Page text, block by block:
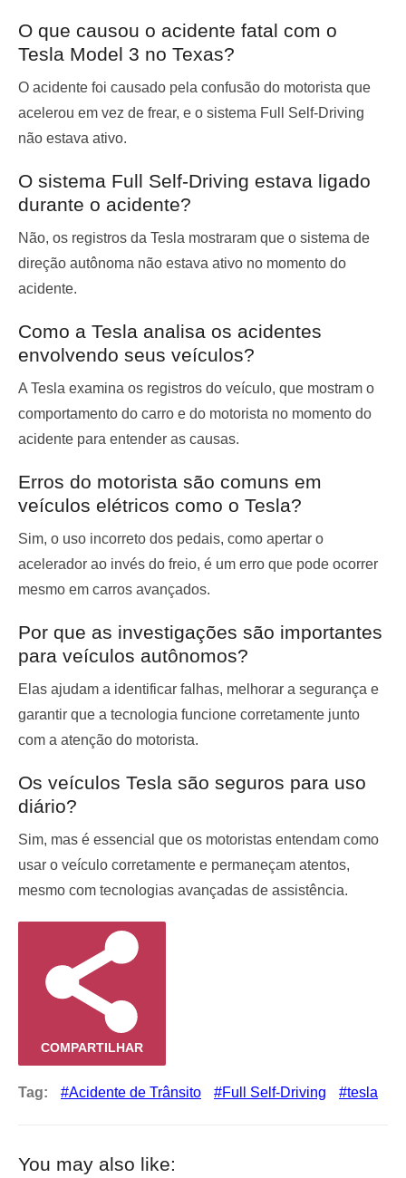
O que causou o acidente fatal com o
Tesla Model 3 no Texas?
O acidente foi causado pela confusão do motorista que
acelerou em vez de frear, e o sistema Full Self-Driving
não estava ativo.
O sistema Full Self-Driving estava ligado
durante o acidente?
Não, os registros da Tesla mostraram que o sistema de
direção autônoma não estava ativo no momento do
acidente.
Como a Tesla analisa os acidentes
envolvendo seus veículos?
A Tesla examina os registros do veículo, que mostram o
comportamento do carro e do motorista no momento do
acidente para entender as causas.
Erros do motorista são comuns em
veículos elétricos como o Tesla?
Sim, o uso incorreto dos pedais, como apertar o
acelerador ao invés do freio, é um erro que pode ocorrer
mesmo em carros avançados.
Por que as investigações são importantes
para veículos autônomos?
Elas ajudam a identificar falhas, melhorar a segurança e
garantir que a tecnologia funcione corretamente junto
com a atenção do motorista.
Os veículos Tesla são seguros para uso
diário?
Sim, mas é essencial que os motoristas entendam como
usar o veículo corretamente e permaneçam atentos,
mesmo com tecnologias avançadas de assistência.
COMPARTILHAR
Tag: Acidente de Trânsito Full Self-Driving tesla
You may also like: